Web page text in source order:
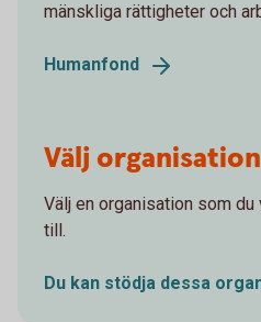
mänskliga rättigheter och
Humanfond
Välj organisation
Välj en organisation som
till.
Du kan stödja dessa